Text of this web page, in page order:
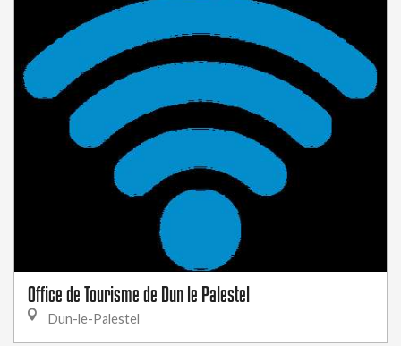
Office de Tourisme de Dun le Palestel
Dun-le-Palestel